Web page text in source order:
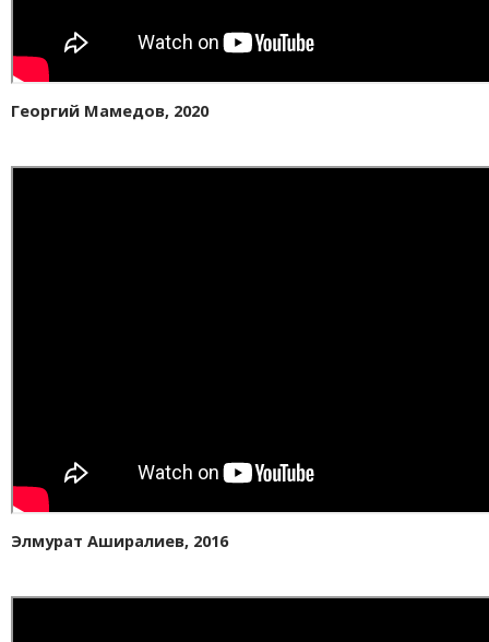
Георгий Мамедов, 2020
Элмурат Аширалиев, 2016